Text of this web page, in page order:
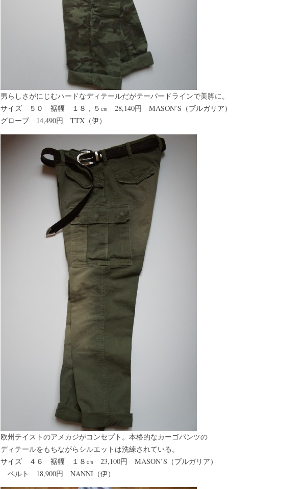
男らしさがにじむハードなディテールだがテーパードラインで美脚に。
サイズ ５０ 裾幅 １８，５㎝ 28,140円 MASON’S（ブルガリア）
グローブ 14,490円 TTX（伊）
欧州テイストのアメカジがコンセプト。本格的なカーゴパンツの
ディテールをもちながらシルエットは洗練されている。
サイズ ４６ 裾幅 １８㎝ 23,100円 MASON’S（ブルガリア）
ベルト 18,900円 NANNI（伊）